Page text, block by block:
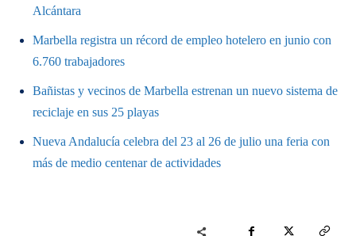
Alcántara
Marbella registra un récord de empleo hotelero en junio con
6.760 trabajadores
Bañistas y vecinos de Marbella estrenan un nuevo sistema de
reciclaje en sus 25 playas
Nueva Andalucía celebra del 23 al 26 de julio una feria con
más de medio centenar de actividades